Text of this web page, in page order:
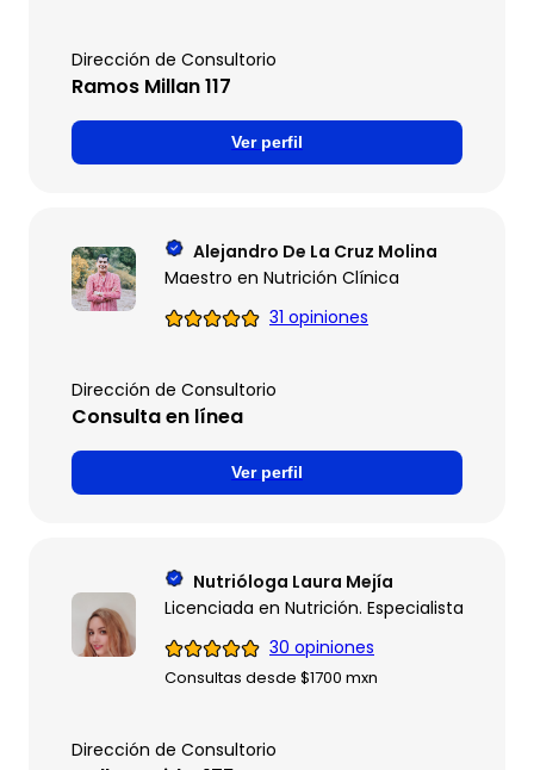
Dirección de Consultorio
Ramos Millan 117
Ver perfil
Alejandro De La Cruz Molina
Maestro en Nutrición Clínica
31 opiniones
Dirección de Consultorio
Consulta en línea
Ver perfil
Nutrióloga Laura Mejía
Licenciada en Nutrición. Especialista en
30 opiniones
Consultas desde $1700 mxn
Dirección de Consultorio